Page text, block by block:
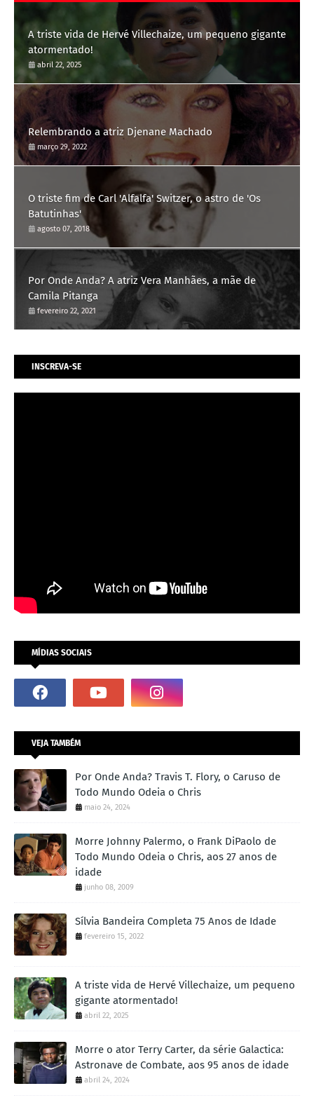
A triste vida de Hervé Villechaize, um pequeno gigante
atormentado!
abril 22, 2025
Relembrando a atriz Djenane Machado
março 29, 2022
O triste fim de Carl 'Alfalfa' Switzer, o astro de 'Os
Batutinhas'
agosto 07, 2018
Por Onde Anda? A atriz Vera Manhães, a mãe de
Camila Pitanga
fevereiro 22, 2021
INSCREVA-SE
MÍDIAS SOCIAIS
VEJA TAMBÉM
Por Onde Anda? Travis T. Flory, o Caruso de
Todo Mundo Odeia o Chris
maio 24, 2024
Morre Johnny Palermo, o Frank DiPaolo de
Todo Mundo Odeia o Chris, aos 27 anos de
idade
junho 08, 2009
Sílvia Bandeira Completa 75 Anos de Idade
fevereiro 15, 2022
A triste vida de Hervé Villechaize, um pequeno
gigante atormentado!
abril 22, 2025
Morre o ator Terry Carter, da série Galactica:
Astronave de Combate, aos 95 anos de idade
abril 24, 2024